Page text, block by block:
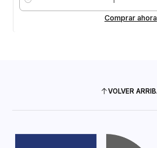
Cantidad
Comprar ahora
VOLVER